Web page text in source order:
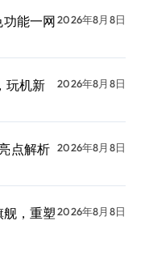
能一网2026年8月8日
玩机新
2026年8月8日
点解析 2026年8月8日
，重塑2026年8月8日